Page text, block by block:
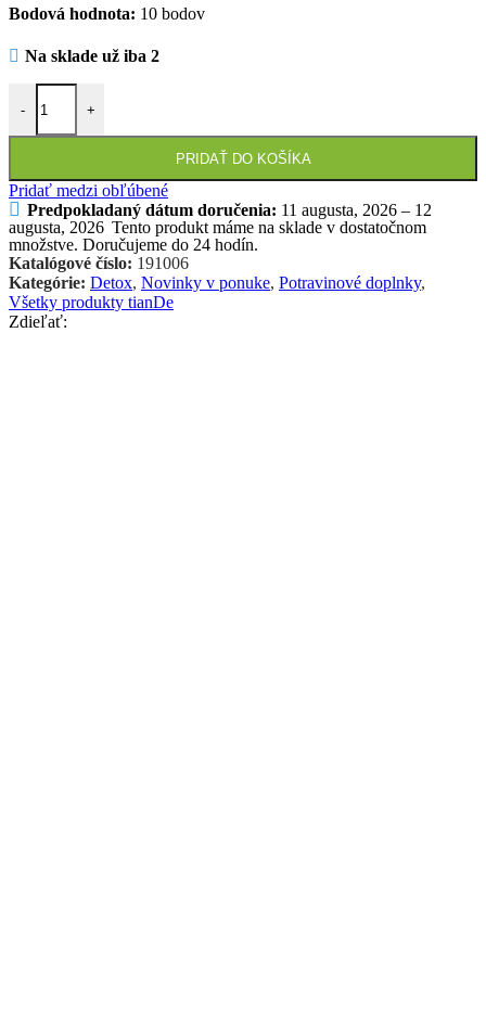
Bodová hodnota: 10 bodov
Na sklade už iba 2
-
množstvo Extrakt z jedľového ihličia so šípkovou a ríbezľovou
+
PRIDAŤ DO KOŠÍKA
Pridať medzi obľúbené
Predpokladaný dátum doručenia: 11 augusta, 2026 – 12
augusta, 2026 Tento produkt máme na sklade v dostatočnom
množstve. Doručujeme do 24 hodín.
Katalógové číslo: 191006
Kategórie: Detox, Novinky v ponuke, Potravinové doplnky,
Všetky produkty tianDe
Zdieľať: